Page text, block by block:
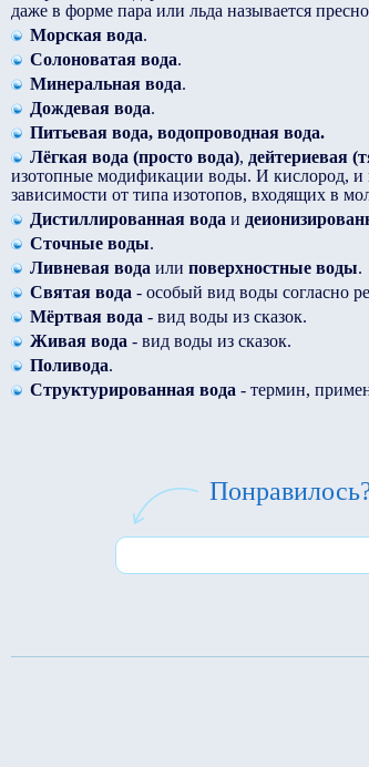
даже в форме пара или льда называется
Морская вода.
Солоноватая вода.
Минеральная вода.
Дождевая вода.
Питьевая вода, водопроводная вода.
Лёгкая вода (просто вода), дейтериевая
изотопные модификации воды. И кислород,
зависимости от типа изотопов, входящих в
Дистиллированная вода и
Сточные воды.
Ливневая вода или поверхностные воды.
Святая вода - особый вид воды согласно
Мёртвая вода - вид воды из сказок.
Живая вода - вид воды из сказок.
Поливода.
Структурированная вода - термин,